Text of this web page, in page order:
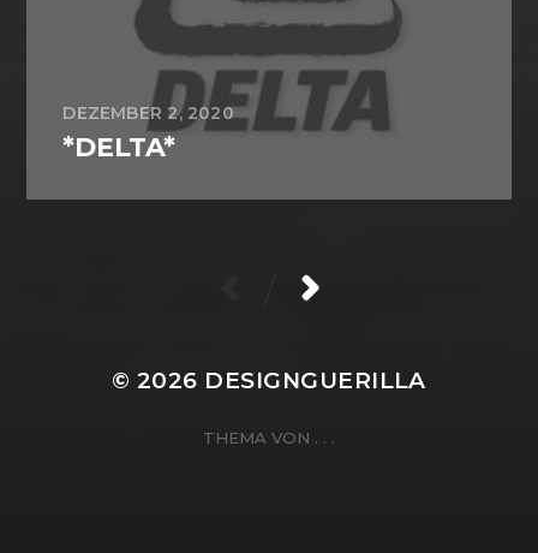
DEZEMBER 2, 2020
*DELTA*
© 2026 DESIGNGUERILLA
THEMA VON . . .